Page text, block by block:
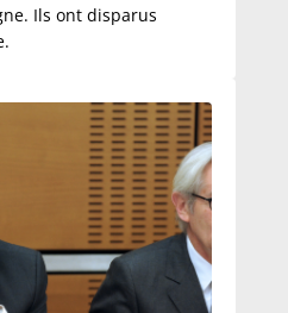
Ils ont disparus